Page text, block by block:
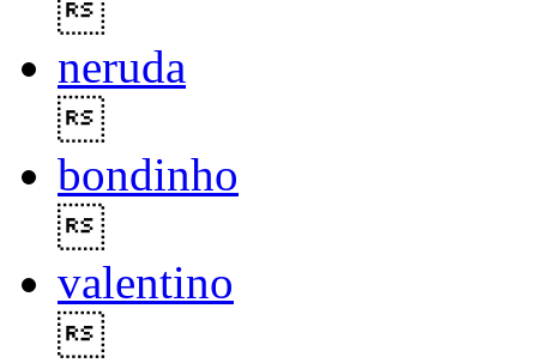
neruda
bondinho
valentino